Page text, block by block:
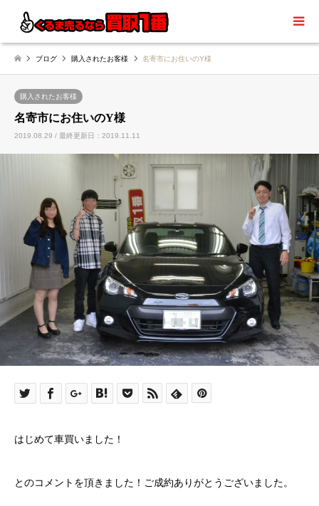
ブログ 購入されたお客様 名寄市にお住いのY様
購入されたお客様
名寄市にお住いのY様
2019.08.29 / 最終更新日：2019.11.11
はじめて車買いました！
とのコメントを頂きました！ご成約ありがとうございました。